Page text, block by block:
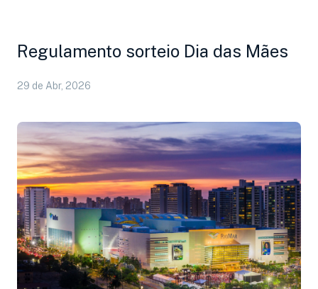
Regulamento sorteio Dia das Mães
29 de Abr, 2026